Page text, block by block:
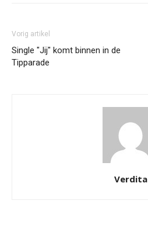
Vorig artikel
Single "Jij" komt binnen in de
Tipparade
Verdita